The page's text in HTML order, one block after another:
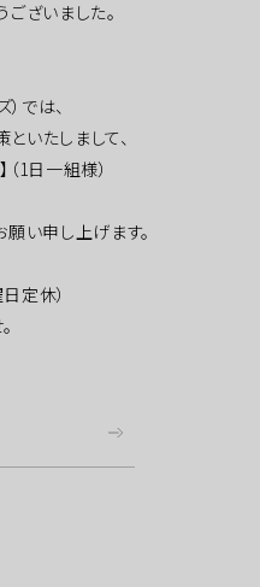
ざいました。
では、
たしまして、
1日一組様）
い申し上げます。
休）